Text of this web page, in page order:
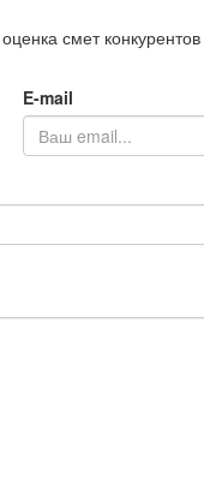
смет
E-mail